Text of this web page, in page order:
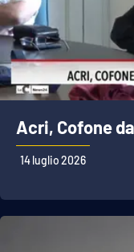
Acri, Cofone
14 luglio 2026